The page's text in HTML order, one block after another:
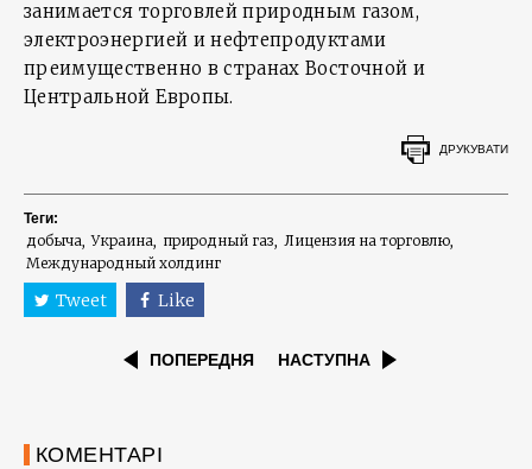
занимается торговлей природным газом,
электроэнергией и нефтепродуктами
преимущественно в странах Восточной и
Центральной Европы.
ДРУКУВАТИ
Теги:
добыча Украина природный газ Лицензия на торговлю
Международный холдинг
Tweet Like
ПОПЕРЕДНЯ НАСТУПНА
КОМЕНТАРІ